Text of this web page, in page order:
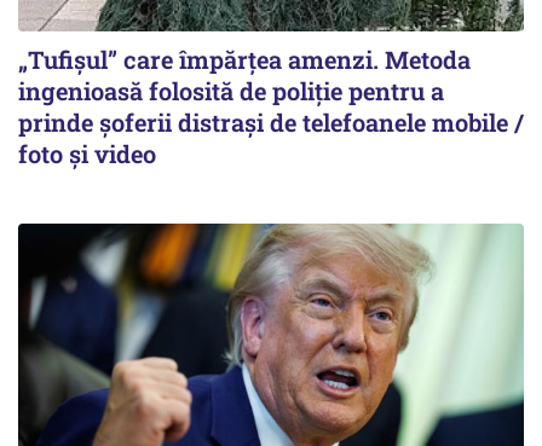
„Tufișul” care împărțea amenzi. Metoda
ingenioasă folosită de poliție pentru a
prinde șoferii distrași de telefoanele mobile /
foto și video